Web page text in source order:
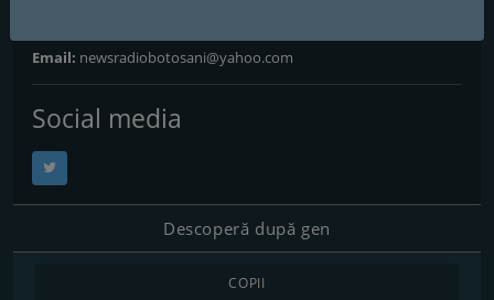
Email: newsradiobotosani@yahoo.com
Social media
Descoperă după gen
COPII